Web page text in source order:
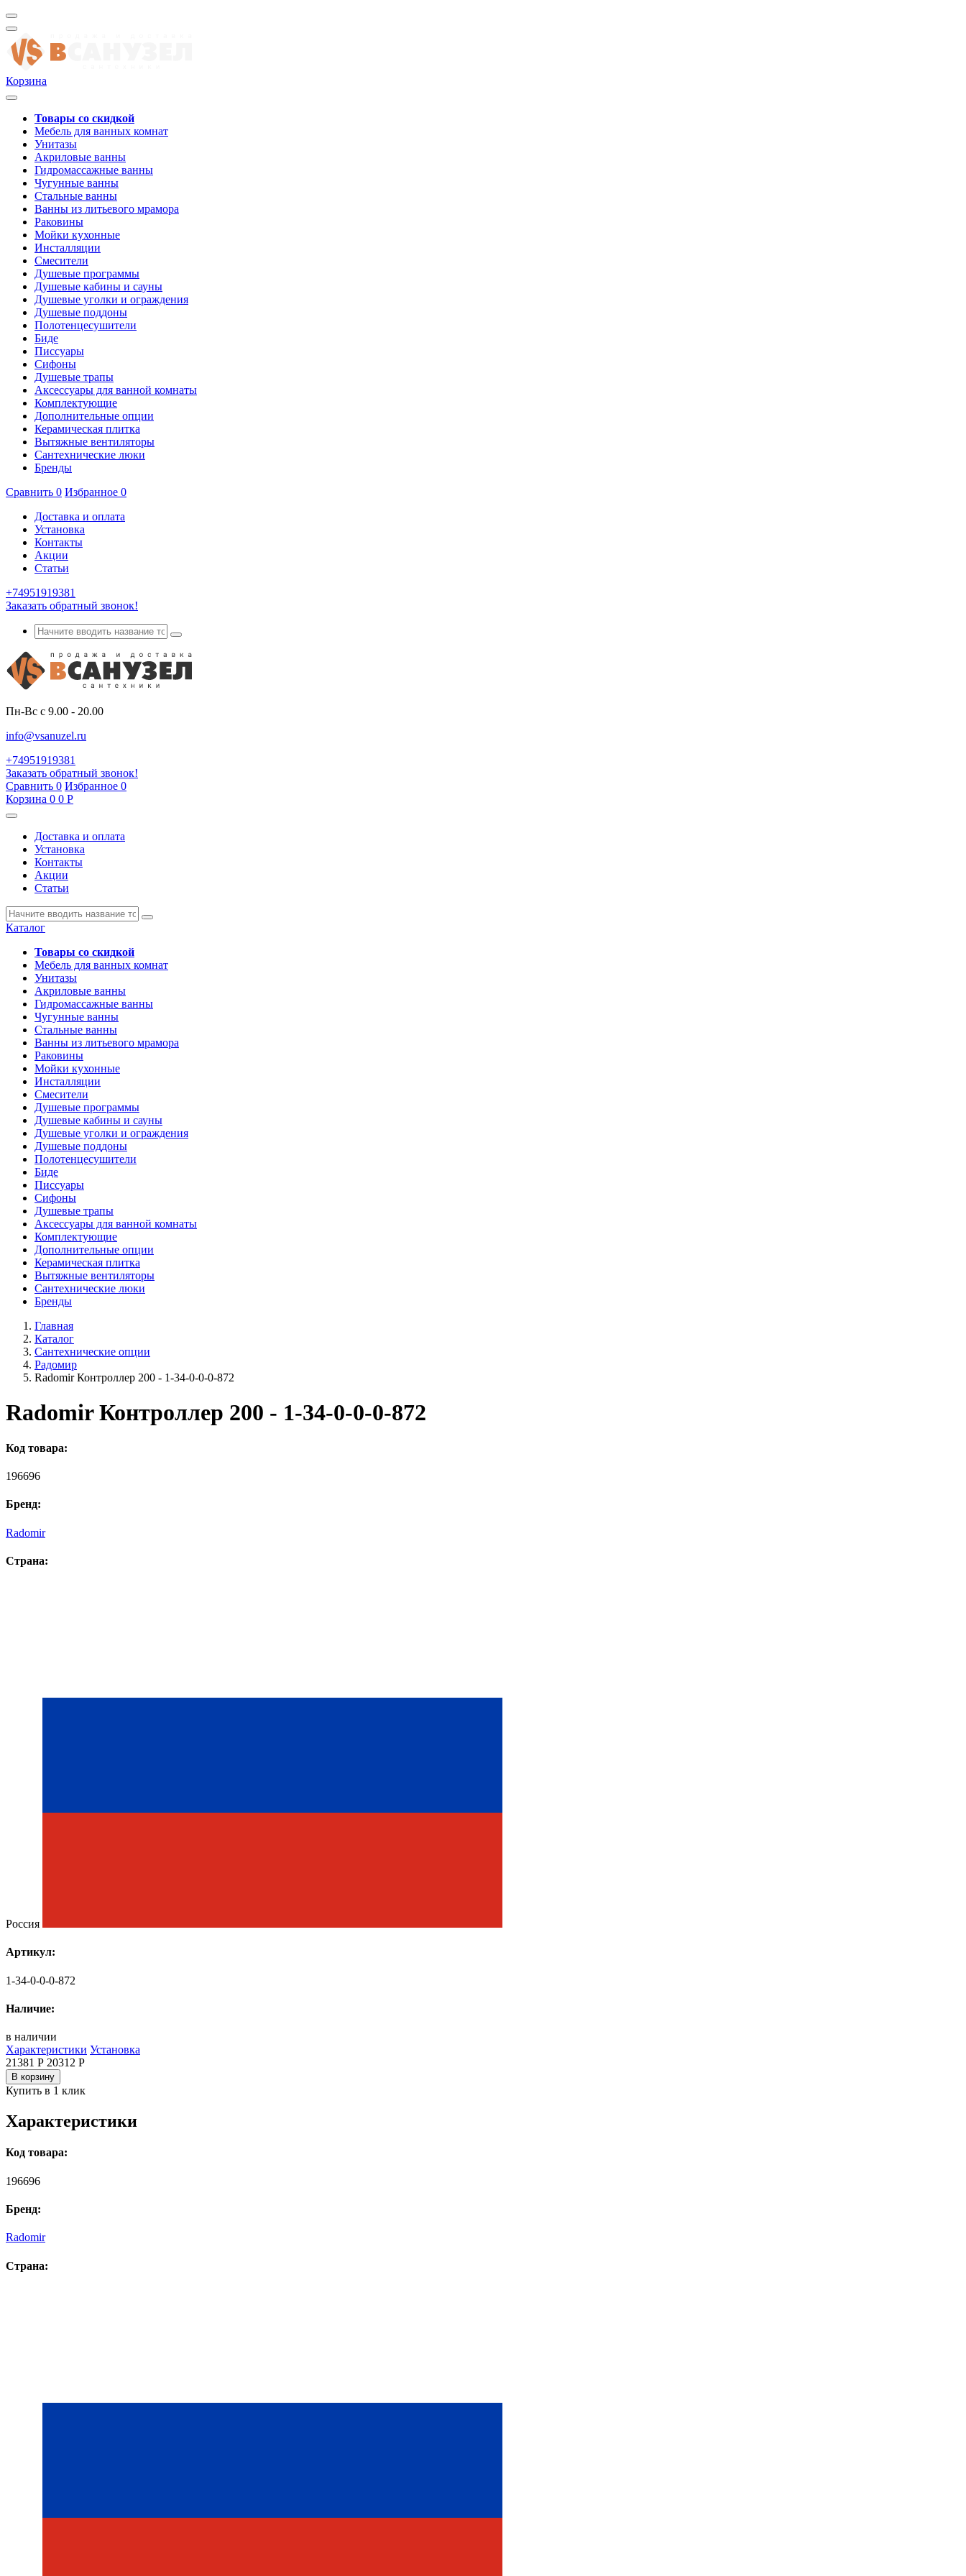
Корзина
Товары со скидкой
Мебель для ванных комнат
Унитазы
Акриловые ванны
Гидромассажные ванны
Чугунные ванны
Стальные ванны
Ванны из литьевого мрамора
Раковины
Мойки кухонные
Инсталляции
Смесители
Душевые программы
Душевые кабины и сауны
Душевые уголки и ограждения
Душевые поддоны
Полотенцесушители
Биде
Писсуары
Сифоны
Душевые трапы
Аксессуары для ванной комнаты
Комплектующие
Дополнительные опции
Керамическая плитка
Вытяжные вентиляторы
Сантехнические люки
Бренды
Сравнить 0 Избранное 0
Доставка и оплата
Установка
Контакты
Акции
Статьи
+74951919381
Заказать обратный звонок!
Пн-Вс с 9.00 - 20.00
info@vsanuzel.ru
+74951919381
Заказать обратный звонок!
Сравнить 0 Избранное 0
Корзина 0 0 Р
Доставка и оплата
Установка
Контакты
Акции
Статьи
Каталог
Товары со скидкой
Мебель для ванных комнат
Унитазы
Акриловые ванны
Гидромассажные ванны
Чугунные ванны
Стальные ванны
Ванны из литьевого мрамора
Раковины
Мойки кухонные
Инсталляции
Смесители
Душевые программы
Душевые кабины и сауны
Душевые уголки и ограждения
Душевые поддоны
Полотенцесушители
Биде
Писсуары
Сифоны
Душевые трапы
Аксессуары для ванной комнаты
Комплектующие
Дополнительные опции
Керамическая плитка
Вытяжные вентиляторы
Сантехнические люки
Бренды
Главная
Каталог
Сантехнические опции
Радомир
Radomir Контроллер 200 - 1-34-0-0-0-872
Radomir Контроллер 200 - 1-34-0-0-0-872
Код товара:
196696
Бренд:
Radomir
Страна:
Россия
Артикул:
1-34-0-0-0-872
Наличие:
в наличии
Характеристики Установка
21381 Р 20312 Р
В корзину
Купить в 1 клик
Характеристики
Код товара:
196696
Бренд:
Radomir
Страна: